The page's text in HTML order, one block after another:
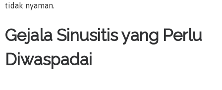
tidak nyaman.
Gejala Sinusitis yang Perlu
Diwaspadai